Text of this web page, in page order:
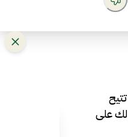
ثغرة خطيرة في متصفح OpenAI تتيح
على